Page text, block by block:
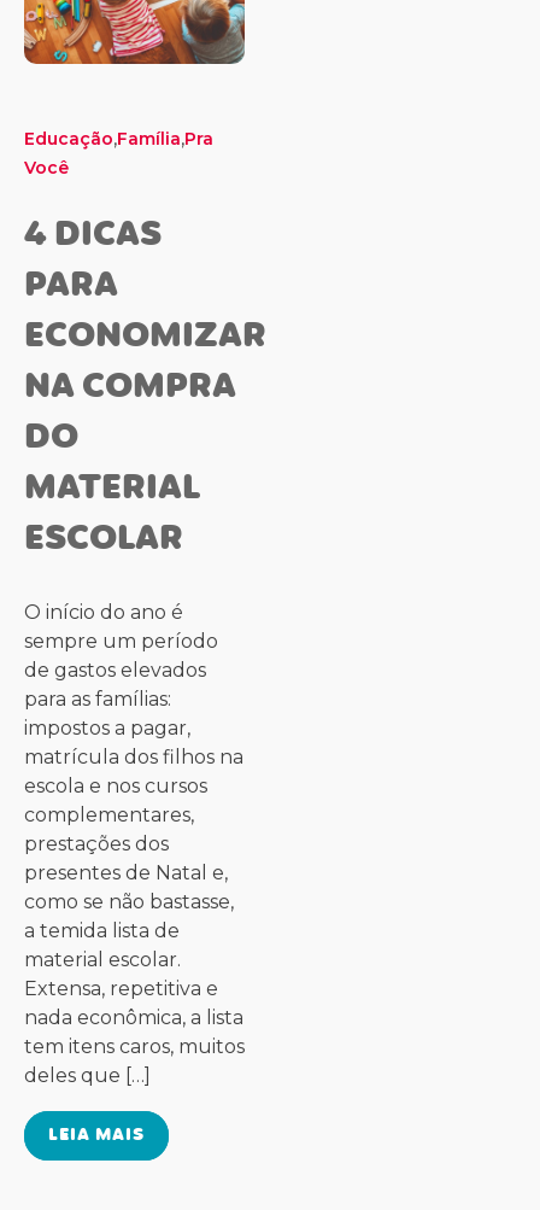
Educação,Família,Pra
Você
4 DICAS
PARA
ECONOMIZAR
NA COMPRA
DO
MATERIAL
ESCOLAR
O início do ano é
sempre um período
de gastos elevados
para as famílias:
impostos a pagar,
matrícula dos filhos na
escola e nos cursos
complementares,
prestações dos
presentes de Natal e,
como se não bastasse,
a temida lista de
material escolar.
Extensa, repetitiva e
nada econômica, a lista
tem itens caros, muitos
deles que […]
LEIA MAIS